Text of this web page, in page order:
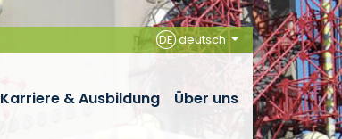
DEdeutsch
Karriere & Ausbildung Über uns